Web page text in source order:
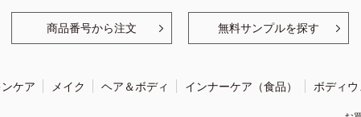
商品番号から注文 無料サンプルを探す
ケア メイク ヘア＆ボディ インナーケア（食品） ボディウ